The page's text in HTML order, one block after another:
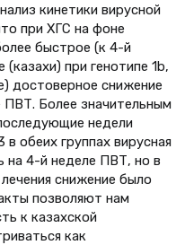
кинетики вирусной
при ХГС на фоне
быстрое (к 4-й
(казахи) при генотипе 1b,
достоверное снижение
ПВТ. Более значительным
недели
обеих группах вирусная
на 4-й неделе ПВТ, но в
снижение было
позволяют нам
к казахской
как